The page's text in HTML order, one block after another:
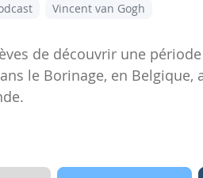
Vincent van Gogh
de découvrir une
le Borinage, en Belgique,